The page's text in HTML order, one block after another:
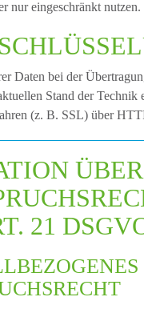
nur eingeschränkt nutzen.
Daten bei der
Stand der Technik
(z. B. SSL) über
21